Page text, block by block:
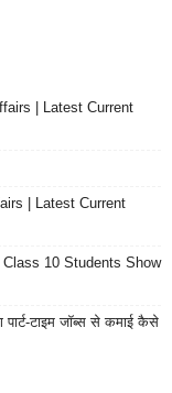
| Latest Current
| Latest Current
10 Students Show
टाइम जॉब्स से कमाई कैसे